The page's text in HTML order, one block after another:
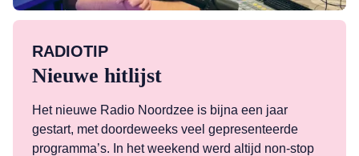
Nieuwe hitlijst
RADIOTIP
Het nieuwe Radio Noordzee is bijna een jaar
gestart, met doordeweeks veel gepresenteerde
programma’s. In het weekend werd altijd non-stop